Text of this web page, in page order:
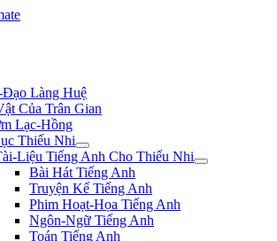
Làng Huệ
Của Trân Gian
Lạc-Hồng
Thiếu Nhi
Liệu Tiếng Anh Cho Thiếu Nhi
Bài Hát Tiếng Anh
Truyện Kể Tiếng Anh
Phim Hoạt-Họa Tiếng Anh
Ngôn-Ngữ Tiếng Anh
Toán Tiếng Anh